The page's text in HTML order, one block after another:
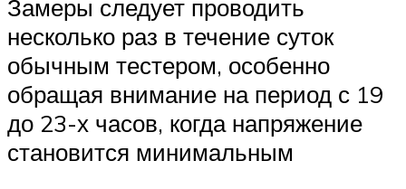
Замеры следует проводить
несколько раз в течение суток
обычным тестером, особенно
обращая внимание на период с 19
до 23-х часов, когда напряжение
становится минимальным